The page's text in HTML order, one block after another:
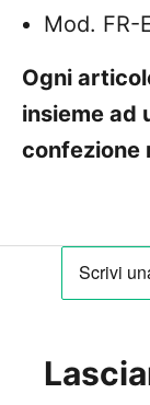
Mod. FR-
Ogni
insieme ad
confezione